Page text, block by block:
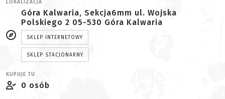
LOKALIZACJA
Góra Kalwaria, Sekcja6mm ul. Wojska
Polskiego 2 05-530 Góra Kalwaria
SKLEP INTERNETOWY
SKLEP STACJONARNY
KUPUJE TU
0 osób